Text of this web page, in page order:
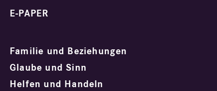
E-PAPER
Familie und Beziehungen
Glaube und Sinn
Helfen und Handeln